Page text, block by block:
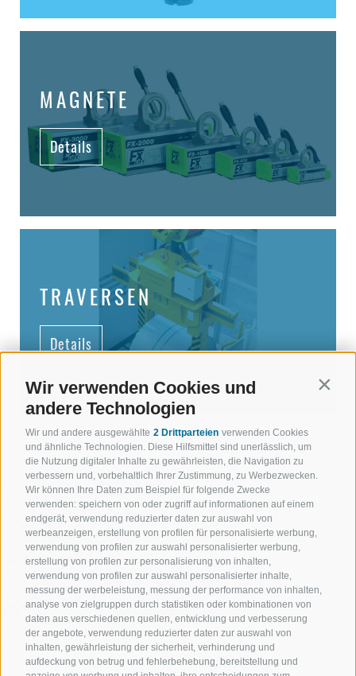
Wir verwenden Cookies und
andere Technologien
Wir und andere ausgewählte 2 Drittparteien verwenden Cookies
und ähnliche Technologien. Diese Hilfsmittel sind unerlässlich, um
die Nutzung digitaler Inhalte zu gewährleisten, die Navigation zu
verbessern und, vorbehaltlich Ihrer Zustimmung, zu Werbezwecken.
Wir können Ihre Daten zum Beispiel für folgende Zwecke
verwenden: speichern von oder zugriff auf informationen auf einem
endgerät, verwendung reduzierter daten zur auswahl von
werbeanzeigen, erstellung von profilen für personalisierte werbung,
verwendung von profilen zur auswahl personalisierter werbung,
erstellung von profilen zur personalisierung von inhalten,
verwendung von profilen zur auswahl personalisierter inhalte,
messung der werbeleistung, messung der performance von inhalten,
analyse von zielgruppen durch statistiken oder kombinationen von
daten aus verschiedenen quellen, entwicklung und verbesserung
der angebote, verwendung reduzierter daten zur auswahl von
inhalten, gewährleistung der sicherheit, verhinderung und
aufdeckung von betrug und fehlerbehebung, bereitstellung und
MAGNETE
Details
TRAVERSEN
Details